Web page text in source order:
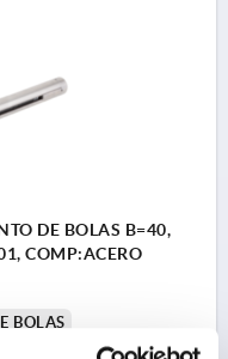
DE BOLAS B=40,
COMP:ACERO
BOLAS